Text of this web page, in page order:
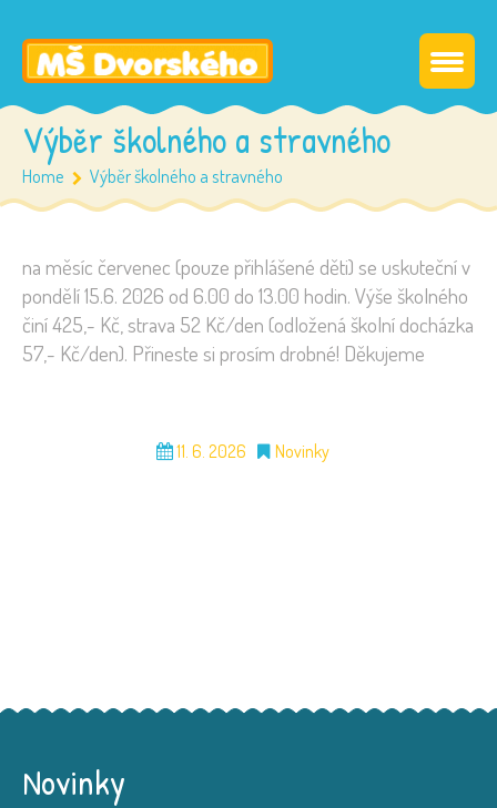
Výběr školného a stravného
Home Výběr školného a stravného
na měsíc červenec (pouze přihlášené děti) se uskuteční v
pondělí 15.6. 2026 od 6.00 do 13.00 hodin. Výše školného
činí 425,- Kč, strava 52 Kč/den (odložená školní docházka
57,- Kč/den). Přineste si prosím drobné! Děkujeme
11. 6. 2026 Novinky
Novinky